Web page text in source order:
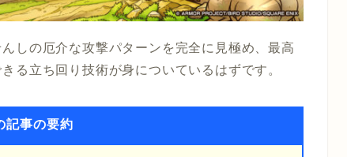
しの厄介な攻撃パターンを完全に見極め、最高
る立ち回り技術が身についているはずです。
記事の要約